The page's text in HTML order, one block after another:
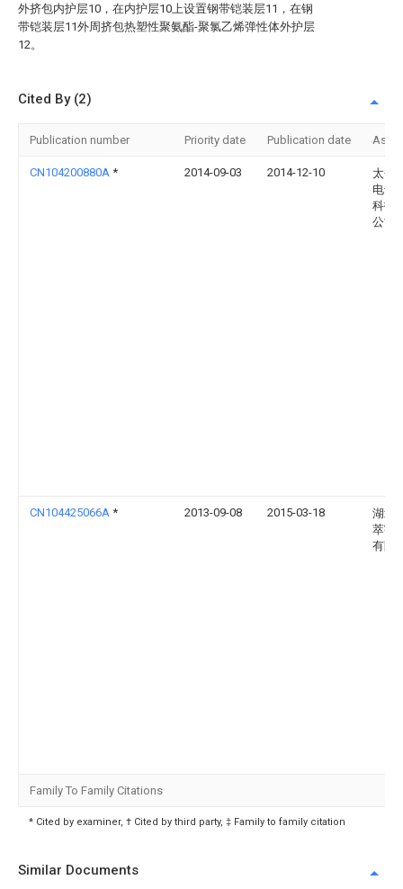
外挤包内护层10，在内护层10上设置钢带铠装层11，在钢
带铠装层11外周挤包热塑性聚氨酯-聚氯乙烯弹性体外护层
12。
Cited By (2)
Publication number Priority date Publication date
CN104200880A * 2014-09-03 2014-12-10
太仓
电气
科技
公司
CN104425066A * 2013-09-08 2015-03-18
湖北
萃宇
有限
Family To Family Citations
* Cited by examiner, † Cited by third party, ‡ Family to family citation
Similar Documents